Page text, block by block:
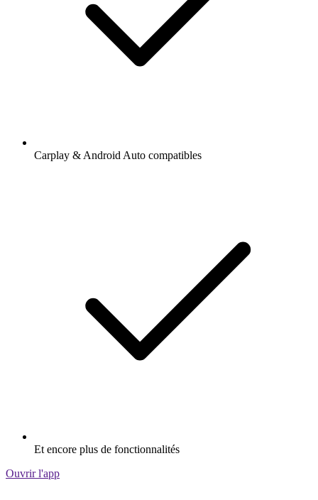
Carplay & Android Auto compatibles
Et encore plus de fonctionnalités
Ouvrir l'app